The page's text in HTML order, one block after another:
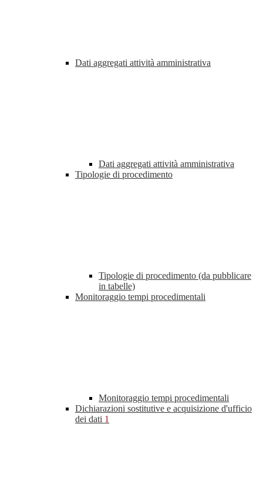
Dati aggregati attività amministrativa
Dati aggregati attività amministrativa
Tipologie di procedimento
Tipologie di procedimento (da pubblicare
in tabelle)
Monitoraggio tempi procedimentali
Monitoraggio tempi procedimentali
Dichiarazioni sostitutive e acquisizione d'ufficio
dei dati 1